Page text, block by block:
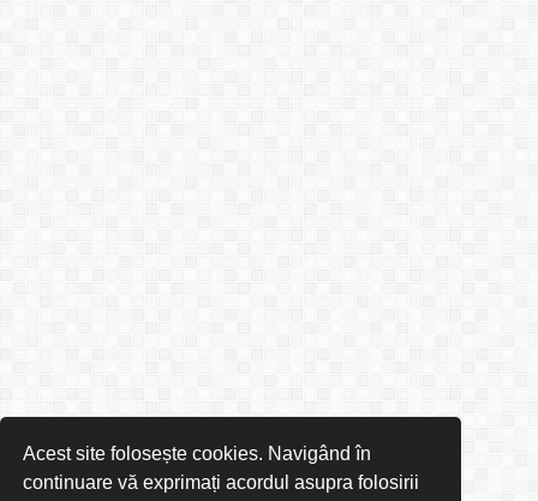
Acest site folosește cookies. Navigând în
continuare vă exprimați acordul asupra folosirii